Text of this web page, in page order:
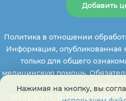
Добавить
Политика в отношении
Информация, опубликованная
только для общего
медицинскую помощь.
с
ИМЕЮТСЯ
Нажимая на кнопку, вы